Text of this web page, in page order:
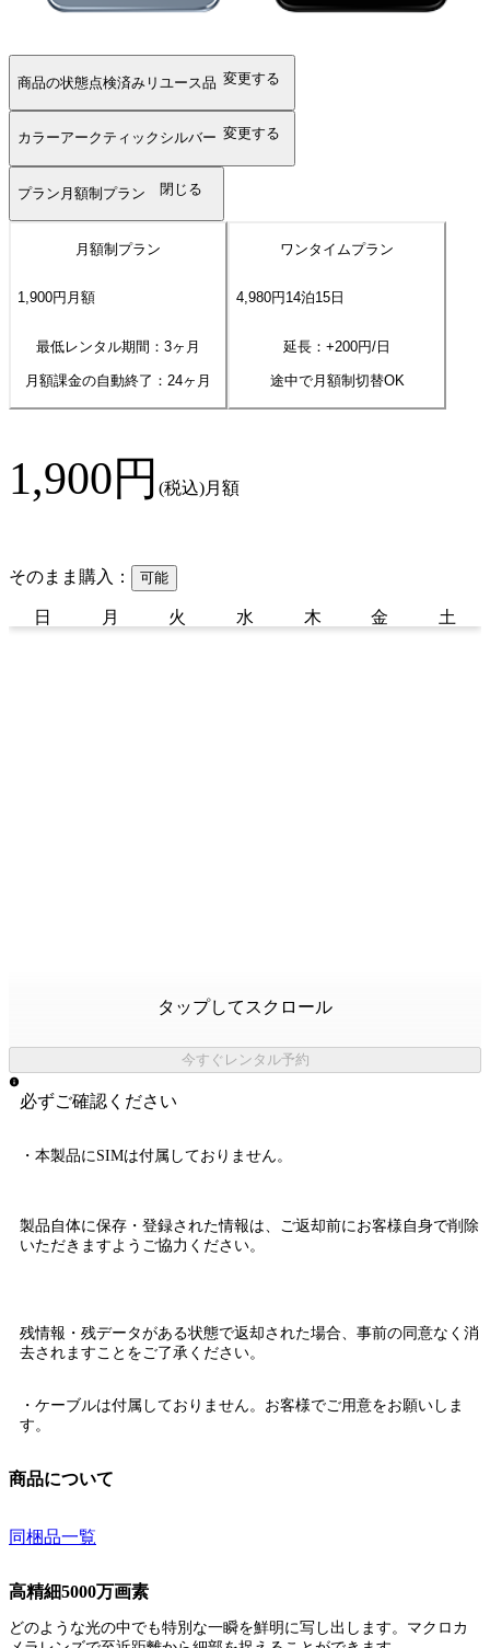
商品の状態点検済みリユース品 変更する
カラーアークティックシルバー 変更する
プラン 月額制プラン 閉じる
月額制プラン
1,900円 月額
最低レンタル期間：3ヶ月
月額課金の自動終了： 24ヶ月
ワンタイムプラン
4,980円 14泊15 日
延長：+200円/日
途中で月額制切替OK
1,900円 (税込)月額
そのまま購入： 可能
日 月 火 水 木 金 土
タップしてスクロール
今すぐレンタル予約
必ずご確認ください
・本製品にSIMは付属しておりません。
製品自体に保存・登録された情報は、
ご返却前にお客様自身で削除
いただきますようご協力ください。
残情報・残データがある状態で返却された場合、事前の同意なく消
去されます ことをご了承ください。
・ケーブルは付属しておりません。お客様でご用意をお願いしま
す。
商品について
同梱品一覧
高精細5000万画素
どのような光の中でも特別な一瞬を鮮明に写し出します。マクロカ